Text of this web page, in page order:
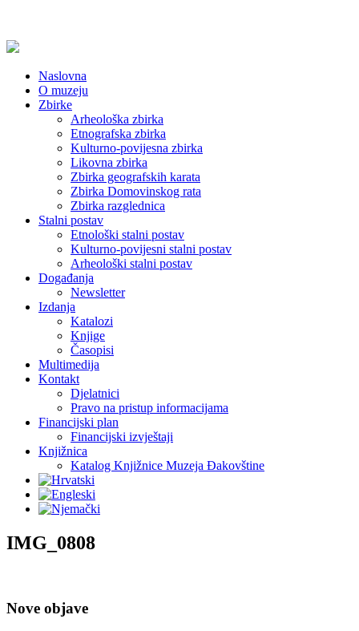
Naslovna
O muzeju
Zbirke
Arheološka zbirka
Etnografska zbirka
Kulturno-povijesna zbirka
Likovna zbirka
Zbirka geografskih karata
Zbirka Domovinskog rata
Zbirka razglednica
Stalni postav
Etnološki stalni postav
Kulturno-povijesni stalni postav
Arheološki stalni postav
Događanja
Newsletter
Izdanja
Katalozi
Knjige
Časopisi
Multimedija
Kontakt
Djelatnici
Pravo na pristup informacijama
Financijski plan
Financijski izvještaji
Knjižnica
Katalog Knjižnice Muzeja Đakovštine
IMG_0808
Nove objave